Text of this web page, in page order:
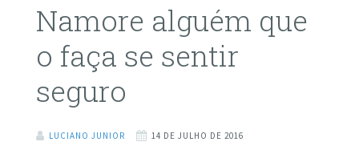
Namore alguém que
o faça se sentir
seguro
LUCIANO JUNIOR
14 DE JULHO DE 2016